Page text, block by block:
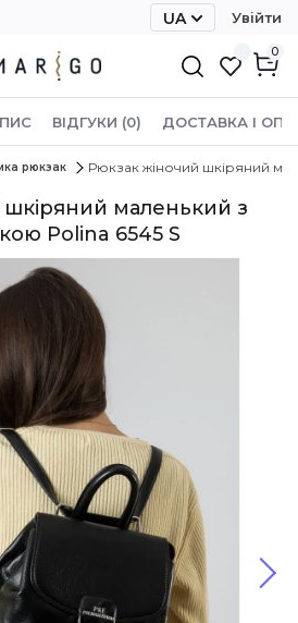
UA
Увійти
0
ВІДГУКИ (0) ДОСТАВКА І
рюкзак Рюкзак жіночий шкіряний
маленький з
Polina 6545 S